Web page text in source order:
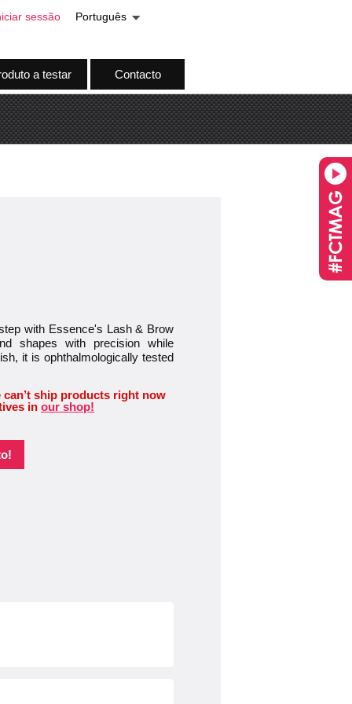
a testar Contacto
sessão Português
with Essence's Lash & Brow
shapes with precision while
it is ophthalmologically tested
ship products right now
in our shop!